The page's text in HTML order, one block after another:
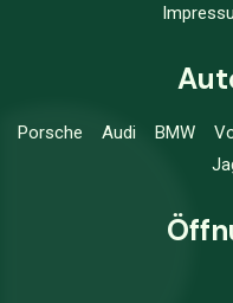
Porsche Audi BMW